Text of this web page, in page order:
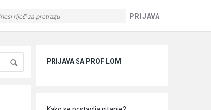
PRIJAVA
PRIJAVA SA PROFILOM